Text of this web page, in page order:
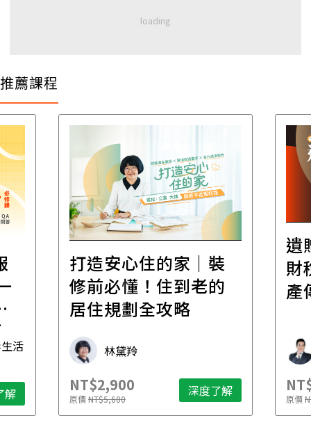
推薦課程
解
遺贈稅規劃直播課│
財稅專家親授，讓資
產傳承更有效率
財稅專家 朱家棟
NT$2,500
原價NT$4,888 深度了解
百
經
原價